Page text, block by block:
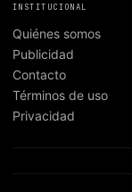
INSTITUCIONAL
Quiénes somos
Publicidad
Contacto
Términos de uso
Privacidad